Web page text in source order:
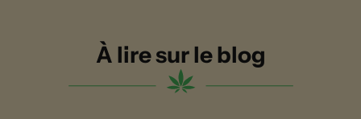
À lire sur le blog